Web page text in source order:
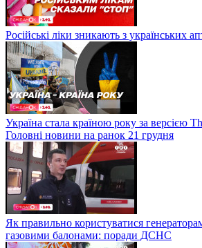
Російські ліки зникають з українських
Україна стала країною року за версією
Головні новини на ранок 21 грудня
Як правильно користуватися
газовими балонами: поради ДСНС